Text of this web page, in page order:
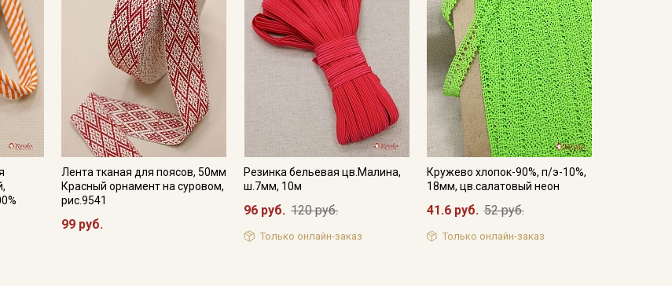
Лента тканая для поясов, 50мм
Красный орнамент на суровом,
рис.9541
99 руб.
Резинка бельевая цв.Малина,
ш.7мм, 10м
96 руб. 120 руб.
Только онлайн-заказ
Кружево хлопок-90%, п/э-10%,
18мм, цв.салатовый неон
41.6 руб. 52 руб.
Только онлайн-заказ